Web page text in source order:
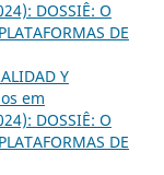
DOSSIÊ: O
DE
Y
em
DOSSIÊ: O
DE